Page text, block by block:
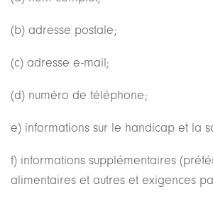
(b) adresse postale;
(c) adresse e-mail;
(d) numéro de téléphone;
e) informations sur le handicap et la
f) informations supplémentaires
alimentaires et autres et exigences